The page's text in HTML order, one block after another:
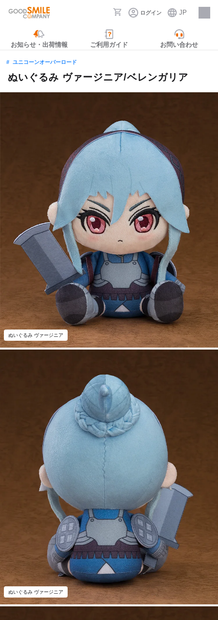
ログイン JP
採用情報
お知らせ・出荷情報 ご利用ガイド お問い合わせ
ユニコーンオーバーロード
ぬいぐるみ ヴァージニア/ベレンガリア
ぬいぐるみ ヴァージニア
ぬいぐるみ ヴァージニア